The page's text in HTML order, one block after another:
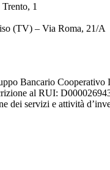
1
(TV) – Via Roma, 21/A
Bancario Cooperativo
al RUI:
dei servizi e attività